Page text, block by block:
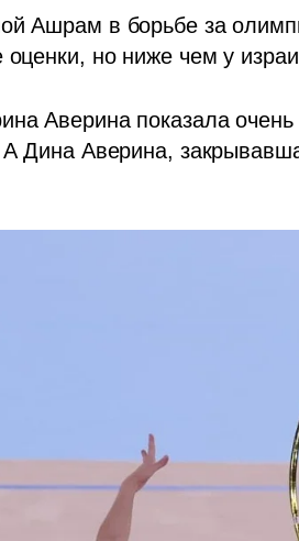
Ашрам в борьбе за
но ниже чем у
Аверина показала
Дина Аверина,